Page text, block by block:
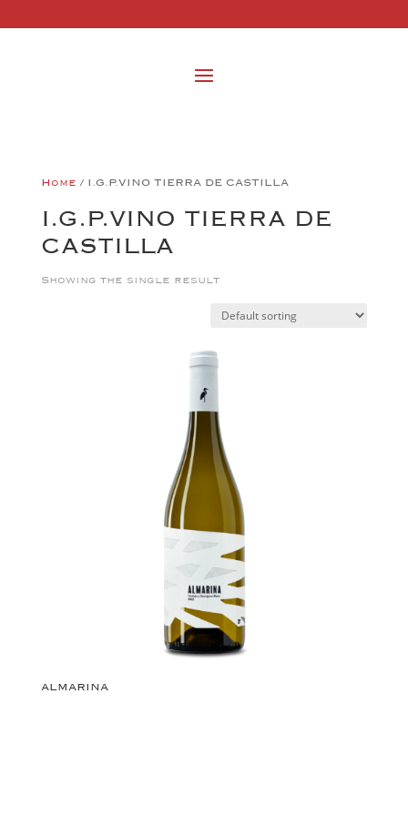
Home / I.G.P.VINO TIERRA DE CASTILLA
I.G.P.VINO TIERRA DE
CASTILLA
Showing the single result
ALMARINA